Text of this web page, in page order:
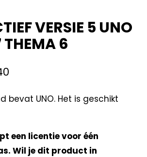
VERSIE 5 UNO
THEMA 6
bevat UNO. Het is geschikt
een licentie voor één
Wil je dit product in